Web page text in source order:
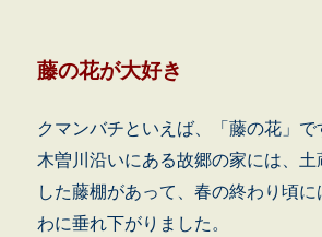
藤の花が大好き
クマンバチといえば、「藤の花」で
木曽川沿いにある故郷の家には、土
した藤棚があって、春の終わり頃
わに垂れ下がりました。